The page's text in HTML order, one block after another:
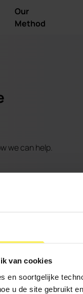
van cookies
en soortgelijke
u de site gebruikt
Our
Method
we can help.
Address